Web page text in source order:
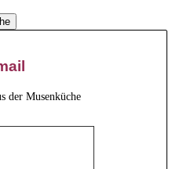
der Musenküche